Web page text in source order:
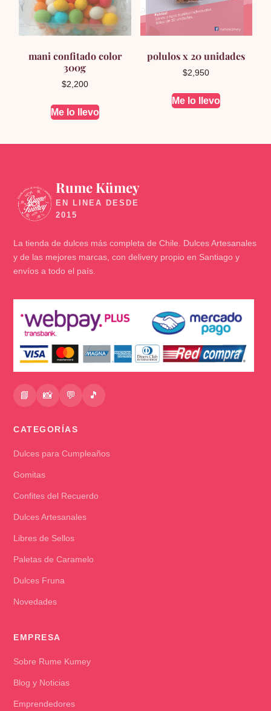
mani confitado color
300g
$2,200
Me lo llevo
polulos x 20 unidades
$2,950
Me lo llevo
🍬
Rume Kümey
La tienda de dulces más completa de Chile. Dulces Artesanales
y de las mejores marcas, con delivery propio en Santiago y
envíos a todo el país.
📘 📸 💬 🎵
CATEGORÍAS
Dulces para Cumpleaños
Gomitas
Confites del Recuerdo
Dulces Artesanales
Libres de Sellos
Paletas de Caramelo
Dulces Fruna
Novedades
EMPRESA
Sobre Rume Kumey
Blog y Noticias
Emprendedores